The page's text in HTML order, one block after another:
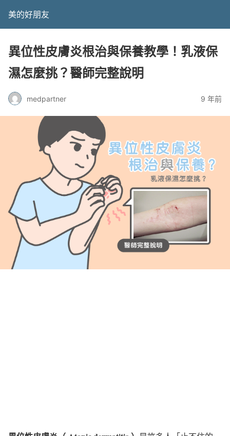
美的好朋友
異位性皮膚炎根治與保養教學！乳液保
濕怎麼挑？醫師完整說明
medpartner 9 年前